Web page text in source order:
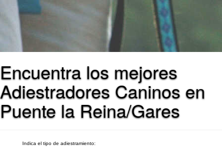
Encuentra los mejores
Adiestradores Caninos en
Puente la Reina/Gares
Indica el tipo de adiestramiento: